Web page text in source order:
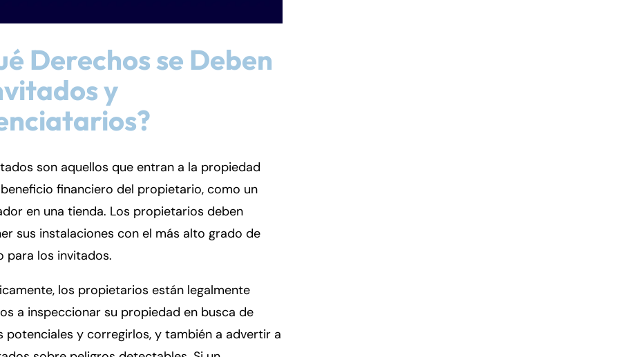
Derechos se Deben
y
son aquellos que entran a la propiedad
financiero del propietario, como un
en una tienda. Los propietarios deben
sus instalaciones con el más alto grado de
para los invitados.
los propietarios están legalmente
a inspeccionar su propiedad en busca de
potenciales y corregirlos, y también a advertir a